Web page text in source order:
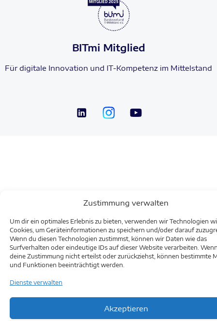
Zustimmung verwalten
Um dir ein optimales Erlebnis zu bieten, verwenden wir Technologien
Cookies, um Geräteinformationen zu speichern und/oder darauf
Wenn du diesen Technologien zustimmst, können wir Daten wie das
Surfverhalten oder eindeutige IDs auf dieser Website verarbeiten.
deine Zustimmung nicht erteilst oder zurückziehst, können bestimmte
und Funktionen beeinträchtigt werden.
Dienste verwalten
Akzeptieren
BITmi Mitglied
Für digitale Innovation und IT-Kompetenz im Mittelstand